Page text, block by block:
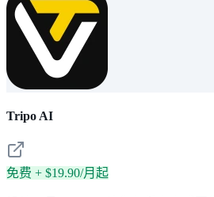
Tripo AI
免费 + $19.90/月起